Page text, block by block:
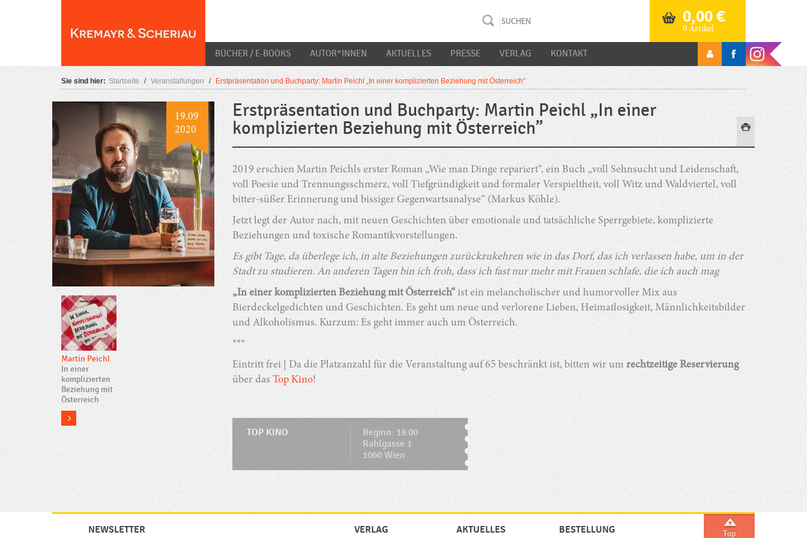
0,00€
0 Artikel
BÜCHER / E-BOOKS AUTOR*INNEN AKTUELLES PRESSE VERLAG KONTAKT
Sie sind hier: Startseite / Veranstaltungen / Erstpräsentation und Buchparty: Martin Peichl „In einer komplizierten Beziehung mit Österreich”
19.09
2020
Martin Peichl
In einer
komplizierten
Beziehung mit
Österreich
more
Erstpräsentation und Buchparty: Martin Peichl „In einer
komplizierten Beziehung mit Österreich”
2019 erschien Martin Peichls erster Roman „Wie man Dinge repariert“, ein Buch „voll Sehnsucht und Leidenschaft,
voll Poesie und Trennungsschmerz, voll Tiefgründigkeit und formaler Verspieltheit, voll Witz und Waldviertel, voll
bitter-süßer Erinnerung und bissiger Gegenwartsanalyse“ (Markus Köhle).
Jetzt legt der Autor nach, mit neuen Geschichten über emotionale und tatsächliche Sperrgebiete, komplizierte
Beziehungen und toxische Romantikvorstellungen.
Es gibt Tage, da überlege ich, in alte Beziehungen zurückzukehren wie in das Dorf, das ich verlassen habe, um in der
Stadt zu studieren. An anderen Tagen bin ich froh, dass ich fast nur mehr mit Frauen schlafe, die ich auch mag
„In einer komplizierten Beziehung mit Österreich“ist ein melancholischer und humorvoller Mix aus
Bierdeckelgedichten und Geschichten. Es geht um neue und verlorene Lieben, Heimatlosigkeit, Männlichkeitsbilder
und Alkoholismus. Kurzum: Es geht immer auch um Österreich.
***
Eintritt frei | Da die Platzanzahl für die Veranstaltung auf 65 beschränkt ist, bitten wir umrechtzeitigeReservierung
über dasTop Kino!
TOP KINO
Beginn: 18:00
Rahlgasse 1
1060 Wien
VERLAG AKTUELLES BESTELLUNG
NEWSLETTER